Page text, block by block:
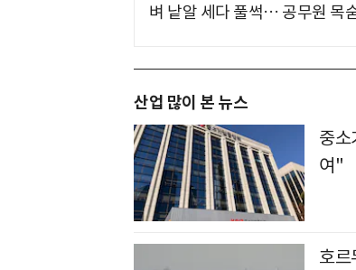
벼 낱알 세다 풀썩… 공무원 목
산업 많이 본 뉴스
중
여"
호